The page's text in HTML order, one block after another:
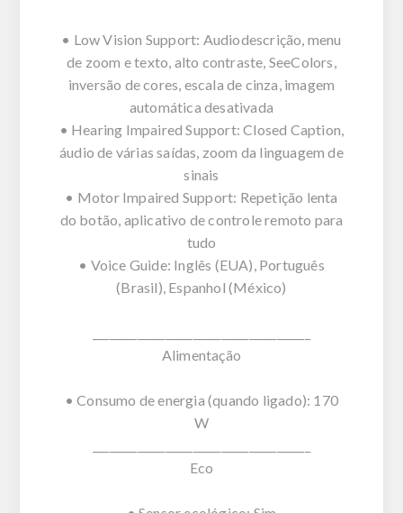
• Low Vision Support: Audiodescrição, menu
de zoom e texto, alto contraste, SeeColors,
inversão de cores, escala de cinza, imagem
automática desativada
• Hearing Impaired Support: Closed Caption,
áudio de várias saídas, zoom da linguagem de
sinais
• Motor Impaired Support: Repetição lenta
do botão, aplicativo de controle remoto para
tudo
• Voice Guide: Inglês (EUA), Português
(Brasil), Espanhol (México)
Alimentação
• Consumo de energia (quando ligado): 170
W
Eco